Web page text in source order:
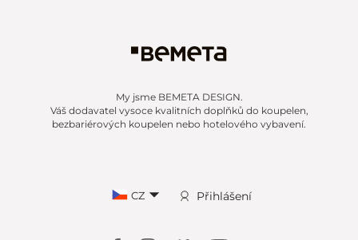
My jsme BEMETA DESIGN.
Váš dodavatel vysoce kvalitních doplňků do koupelen,
bezbariérových koupelen nebo hotelového vybavení.
CZ Přihlášení